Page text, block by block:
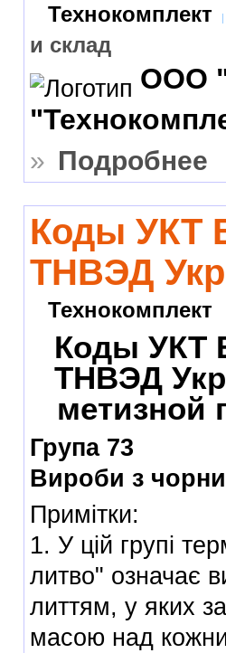
Технокомплект
и склад
ООО
» Подробнее
Коды УКТ
ТНВЭД
Технокомплект
Коды УКТ
ТНВЭД
метизной
Група 73
Вироби з
Примітки:
1. У цій групі
литво" означає
литтям, у яких
масою над